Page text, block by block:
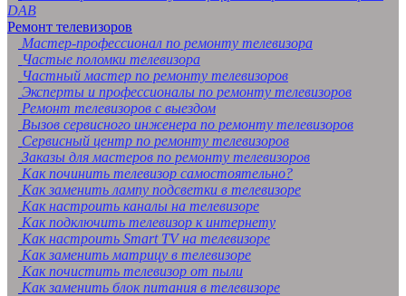
DAB
Ремонт телевизоров
Мастер-профессионал по ремонту телевизора
Частые поломки телевизора
Частный мастер по ремонту телевизоров
Эксперты и профессионалы по ремонту телевизоров
Ремонт телевизоров с выездом
Вызов сервисного инженера по ремонту телевизоров
Сервисный центр по ремонту телевизоров
Заказы для мастеров по ремонту телевизоров
Как починить телевизор самостоятельно?
Как заменить лампу подсветки в телевизоре
Как настроить каналы на телевизоре
Как подключить телевизор к интернету
Как настроить Smart TV на телевизоре
Как заменить матрицу в телевизоре
Как почистить телевизор от пыли
Как заменить блок питания в телевизоре